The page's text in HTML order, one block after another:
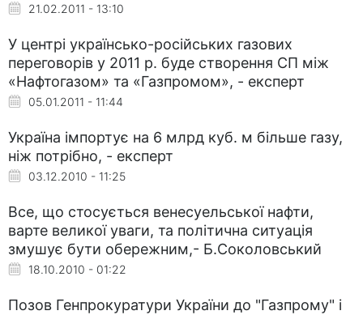
21.02.2011 - 13:10
У центрі українсько-російських газових
переговорів у 2011 р. буде створення СП між
«Нафтогазом» та «Газпромом», - експерт
05.01.2011 - 11:44
Україна імпортує на 6 млрд куб. м більше газу,
ніж потрібно, - експерт
03.12.2010 - 11:25
Все, що стосується венесуельської нафти,
варте великої уваги, та політична ситуація
змушує бути обережним,- Б.Соколовський
18.10.2010 - 01:22
Позов Генпрокуратури України до "Газпрому" і